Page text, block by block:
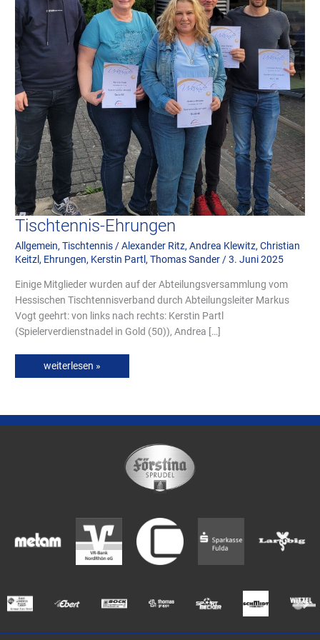
Tischtennis-Ehrungen
Allgemein,Tischtennis/Alexander Ritz,Andrea Klewitz,Christian
Keitzl, Ehrungen, Kerstin Partl,Thomas Sander/3. Juni 2025
Einige Mitglieder wurden auf der Abteilungsversammlung vom
Hessischen Tischtennisverband durch Abteilungsleiter Markus
Vogt geehrt: von links nach rechts: Kerstin Partl
(Spielerverdienstnadel in Gold (50)), Andrea […]
weiterlesen »